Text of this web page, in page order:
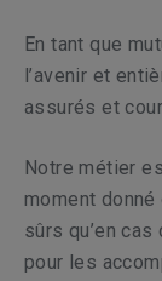
En tant que
l’avenir et
assurés et
Notre métier
moment
sûrs qu’en
pour les